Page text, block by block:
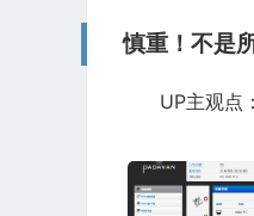
慎重！不是
UP主观点：